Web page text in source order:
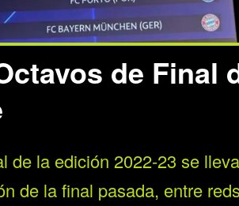
de Final
de la edición 2022-23 se
de la final pasada, entre